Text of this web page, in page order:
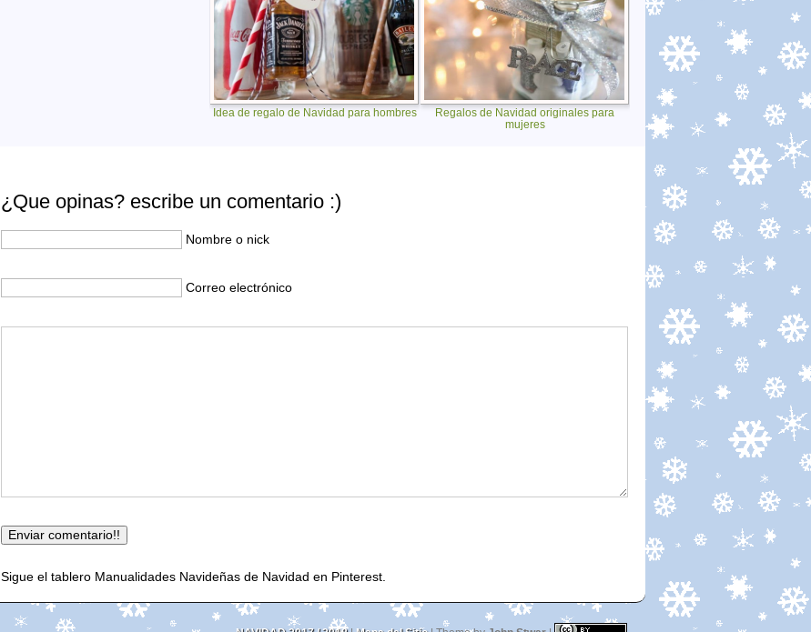
Idea de regalo de Navidad para hombres
Regalos de Navidad originales para
mujeres
¿Que opinas? escribe un comentario :)
Nombre o nick
Correo electrónico
Sigue el tablero Manualidades Navideñas de Navidad en Pinterest.